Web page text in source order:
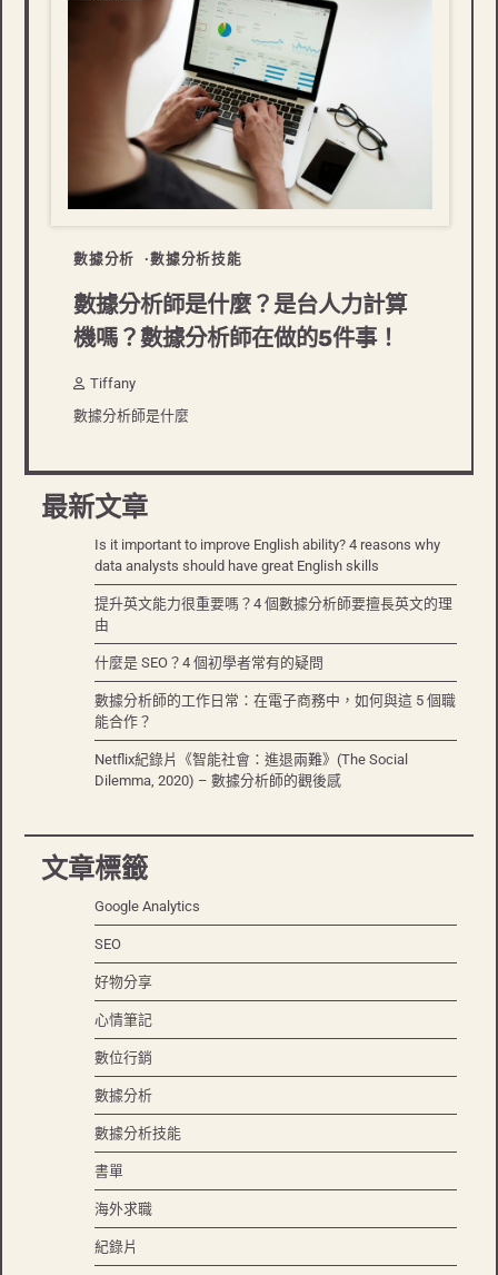
數據分析 數據分析技能
數據分析師是什麼？是台人力計算
機嗎？數據分析師在做的5件事！
Tiffany
數據分析師是什麼
最新文章
Is it important to improve English ability? 4 reasons why
data analysts should have great English skills
提升英文能力很重要嗎？4 個數據分析師要擅長英文的理
由
什麼是 SEO？4 個初學者常有的疑問
數據分析師的工作日常：在電子商務中，如何與這 5 個職
能合作？
Netflix紀錄片《智能社會：進退兩難》(The Social
Dilemma, 2020) – 數據分析師的觀後感
文章標籤
Google Analytics
SEO
好物分享
心情筆記
數位行銷
數據分析
數據分析技能
書單
海外求職
紀錄片